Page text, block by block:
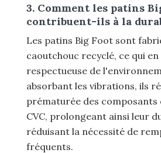
3. Comment les patins
contribuent-ils à la
Les patins Big Foot sont
caoutchouc recyclé, ce qui
respectueuse de
absorbant les vibrations, ils
prématurée des composants
CVC, prolongeant ainsi leur
réduisant la nécessité de
fréquents.